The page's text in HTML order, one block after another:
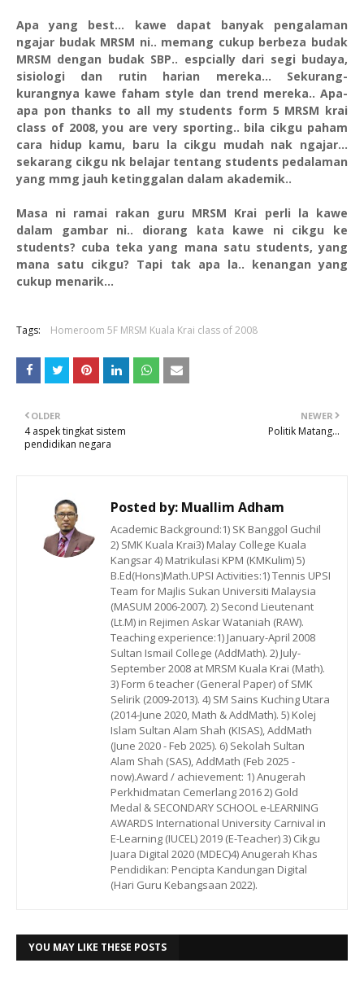
Apa yang best... kawe dapat banyak pengalaman
ngajar budak MRSM ni.. memang cukup berbeza budak
MRSM dengan budak SBP.. espcially dari segi budaya,
sisiologi dan rutin harian mereka... Sekurang-
kurangnya kawe faham style dan trend mereka.. Apa-
apa pon thanks to all my students form 5 MRSM krai
class of 2008, you are very sporting.. bila cikgu paham
cara hidup kamu, baru la cikgu mudah nak ngajar...
sekarang cikgu nk belajar tentang students pedalaman
yang mmg jauh ketinggalan dalam akademik..
Masa ni ramai rakan guru MRSM Krai perli la kawe
dalam gambar ni.. diorang kata kawe ni cikgu ke
students? cuba teka yang mana satu students, yang
mana satu cikgu? Tapi tak apa la.. kenangan yang
cukup menarik...
Tags: Homeroom 5F MRSM Kuala Krai class of 2008
NEWER
Politik Matang...
OLDER
4 aspek tingkat sistem
pendidikan negara
Posted by: Muallim Adham
Academic Background:1) SK Banggol Guchil
2) SMK Kuala Krai3) Malay College Kuala
Kangsar 4) Matrikulasi KPM (KMKulim) 5)
B.Ed(Hons)Math.UPSI Activities:1) Tennis UPSI
Team for Majlis Sukan Universiti Malaysia
(MASUM 2006-2007). 2) Second Lieutenant
(Lt.M) in Rejimen Askar Wataniah (RAW).
Teaching experience:1) January-April 2008
Sultan Ismail College (AddMath). 2) July-
September 2008 at MRSM Kuala Krai (Math).
3) Form 6 teacher (General Paper) of SMK
Selirik (2009-2013). 4) SM Sains Kuching Utara
(2014-June 2020, Math & AddMath). 5) Kolej
Islam Sultan Alam Shah (KISAS), AddMath
(June 2020 - Feb 2025). 6) Sekolah Sultan
Alam Shah (SAS), AddMath (Feb 2025 -
now).Award / achievement: 1) Anugerah
Perkhidmatan Cemerlang 2016 2) Gold
Medal & SECONDARY SCHOOL e-LEARNING
AWARDS International University Carnival in
E-Learning (IUCEL) 2019 (E-Teacher) 3) Cikgu
Juara Digital 2020 (MDEC)4) Anugerah Khas
Pendidikan: Pencipta Kandungan Digital
(Hari Guru Kebangsaan 2022).
YOU MAY LIKE THESE POSTS